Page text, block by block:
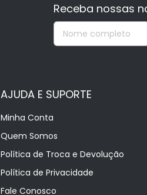
Receba nossas
AJUDA E SUPORTE
Minha Conta
Quem Somos
Política de Troca e Devolução
Política de Privacidade
Fale Conosco